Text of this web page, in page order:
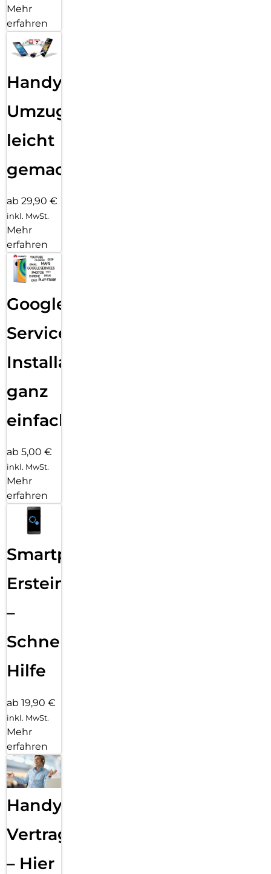
Mehr
erfahren
Handy
Umzug
leicht
gemacht!
ab 29,90 €
inkl. MwSt.
Mehr
erfahren
Google
Services
Installation
ganz
einfach
ab 5,00 €
inkl. MwSt.
Mehr
erfahren
Smartphone
Ersteinrichtung
–
Schnelle
Hilfe
ab 19,90 €
inkl. MwSt.
Mehr
erfahren
Handy
Vertragsabwicklung
– Hier